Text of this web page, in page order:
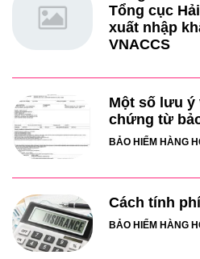
Tổng cục
xuất nhập
VNACCS
Một số lưu ý
chứng từ
BẢO HIỂM HÀNG
Cách tính
BẢO HIỂM HÀNG